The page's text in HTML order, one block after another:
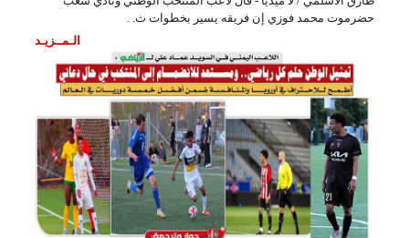
حضرموت محمد فوزي إن فريقه يسير بخطوات ث. .
الـمــزيـد